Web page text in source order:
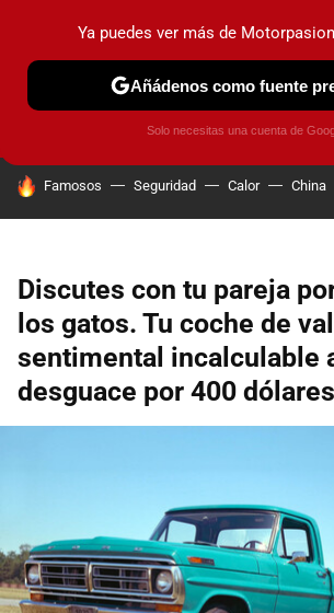
PRUEBAS COCHES ELÉCTRICOS
HOY SE HABLA DE
Famosos Seguridad Calor China
Discutes con tu pareja
los gatos. Tu coche de
sentimental incalculable
desguace por 400 dólares
Ya puedes ver más de
Añádenos como fuente
Solo necesitas una cuenta de